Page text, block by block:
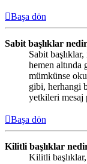
Başa dön
Sabit başlıklar
Sabit
hemen
mümkünse
gibi, herhangi
yetkileri mesaj
Başa dön
Kilitli başlıklar
Kilitli başlıklar,